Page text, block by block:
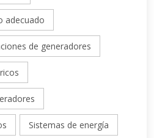
adecuado
de generadores
Sistemas de energía